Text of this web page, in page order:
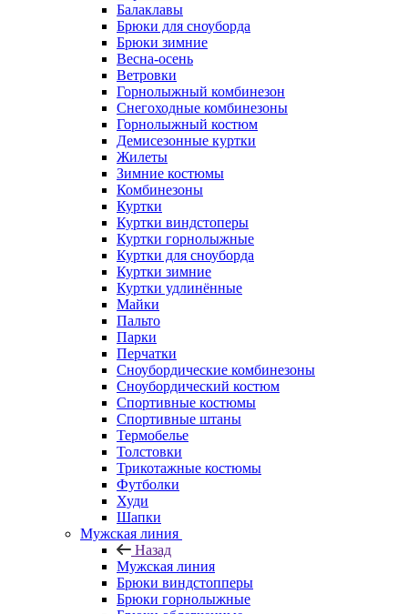
Балаклавы
Брюки для сноуборда
Брюки зимние
Весна-осень
Ветровки
Горнолыжный комбинезон
Снегоходные комбинезоны
Горнолыжный костюм
Демисезонные куртки
Жилеты
Зимние костюмы
Комбинезоны
Куртки
Куртки виндстоперы
Куртки горнолыжные
Куртки для сноуборда
Куртки зимние
Куртки удлинённые
Майки
Пальто
Парки
Перчатки
Сноубордические комбинезоны
Сноубордический костюм
Спортивные костюмы
Спортивные штаны
Термобелье
Толстовки
Трикотажные костюмы
Футболки
Худи
Шапки
Мужская линия
Назад
Мужская линия
Брюки виндстопперы
Брюки горнолыжные